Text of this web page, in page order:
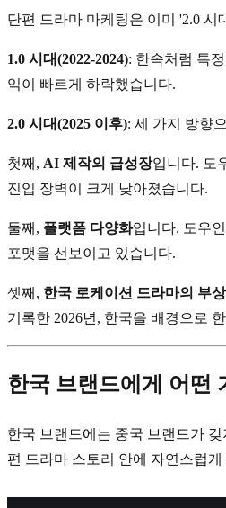
단편 드라마 마케팅은 이미 '2.0 시
1.0 시대(2022-2024): 한속처럼 특
익이 빠르게 하락했습니다.
2.0 시대(2025 이후): 세 가지 방향
첫째, AI 제작의 급성장입니다. 도
진입 장벽이 크게 낮아졌습니다.
둘째, 플랫폼 다양화입니다. 도우
포맷을 선보이고 있습니다.
셋째, 한국 로케이션 드라마의 부상
기록한 2026년, 한국을 배경으로
한국 브랜드에게 어떤
한국 브랜드에는 중국 브랜드가
편 드라마 스토리 안에 자연스럽